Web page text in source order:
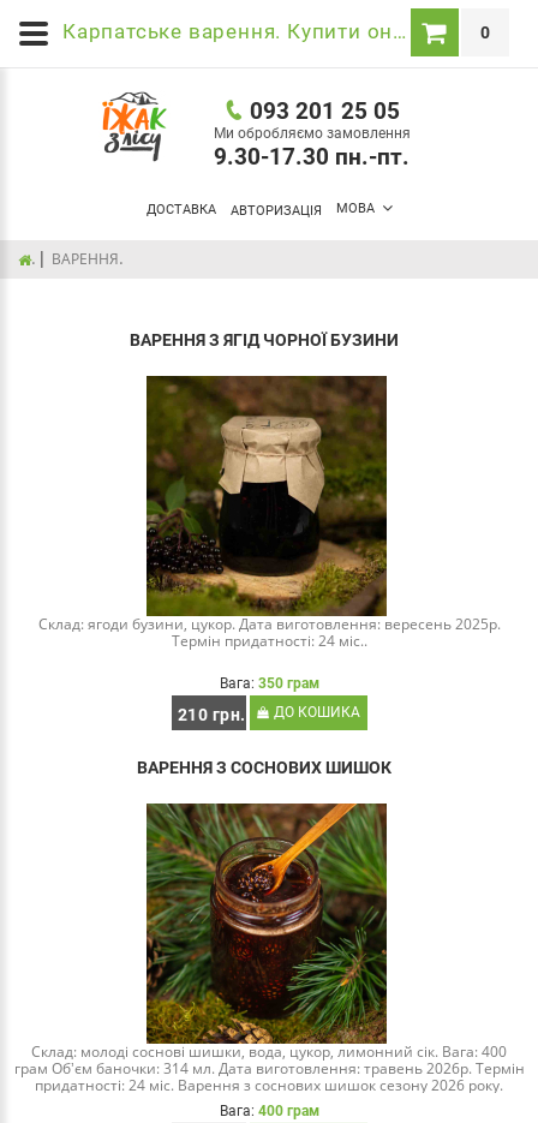
093 201 25 05
Ми обробляємо замовлення
9.30-17.30 пн.-пт.
ДОСТАВКА
0
МОВА
АВТОРИЗАЦІЯ
. ВАРЕННЯ.
ВАРЕННЯ З ЯГІД ЧОРНОЇ БУЗИНИ
Склад: ягоди бузини, цукор. Дата виготовлення: вересень 2025р.
Термін придатності: 24 міс..
Вага: 350 грам
210 грн. ДО КОШИКА
ВАРЕННЯ З СОСНОВИХ ШИШОК
Склад: молоді соснові шишки, вода, цукор, лимонний сік. Вага: 400
грам Обʼєм баночки: 314 мл. Дата виготовлення: травень 2026р. Термін
придатності: 24 міс. Варення з соснових шишок сезону 2026 року.
Всього де..
Вага: 400 грам
Карпатське варення. Купити онлайн в Трускавці.